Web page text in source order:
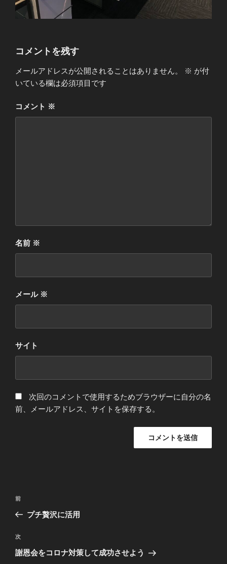
コメントを残す
メールアドレスが公開されることはありません。 ※ が付
いている欄は必須項目です
コメント ※
名前 ※
メール ※
サイト
次回のコメントで使用するためブラウザーに自分の名
前、メールアドレス、サイトを保存する。
投
ビ
ゲ
前
の
稿
前
プチ贅沢に活用
次
の
次
謝恩会をコロナ対策して成功させよう